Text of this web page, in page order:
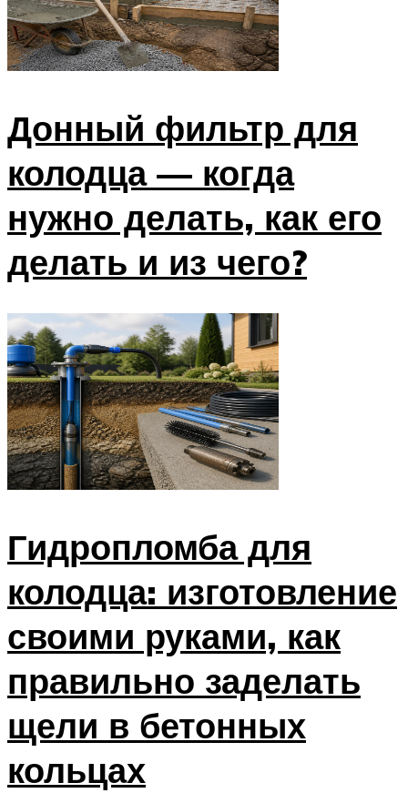
Донный фильтр для
колодца — когда
нужно делать, как его
делать и из чего?
Гидропломба для
колодца: изготовление
своими руками, как
правильно заделать
щели в бетонных
кольцах